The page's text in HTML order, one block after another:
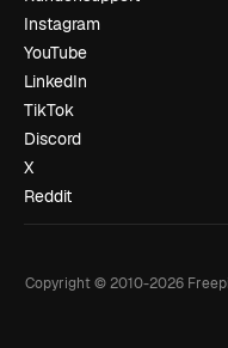
Instagram
YouTube
LinkedIn
TikTok
Discord
X
Reddit
Copyright © 2010-2026